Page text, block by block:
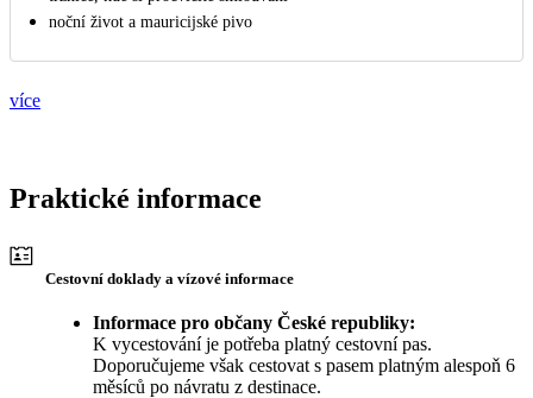
noční život a mauricijské pivo
více
Praktické informace
Cestovní doklady a vízové informace
Informace pro občany České republiky:
K vycestování je potřeba platný cestovní pas.
Doporučujeme však cestovat s pasem platným alespoň 6
měsíců po návratu z destinace.